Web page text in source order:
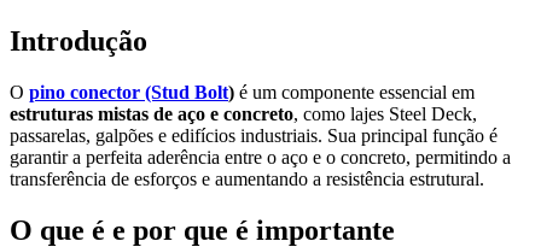
Introdução
O pino conector (Stud Bolt) é um componente essencial em
estruturas mistas de aço e concreto, como lajes Steel Deck,
passarelas, galpões e edifícios industriais. Sua principal função é
garantir a perfeita aderência entre o aço e o concreto, permitindo a
transferência de esforços e aumentando a resistência estrutural.
O que é e por que é importante